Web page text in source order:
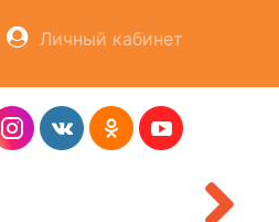
Личный кабинет